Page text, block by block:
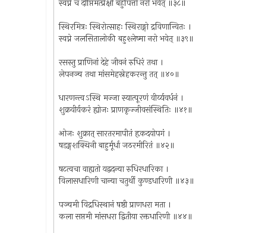
स्वप्ने च दीप्तिमत्प्रेक्षी बहुपित्तो नरो भवेत् ॥३८॥
स्थिरमित्रः स्थिरोत्साहः स्थिराङ्गो द्रविणान्वितः ।
स्वप्ने जलसितालोकी बहुश्लेष्मा नरो भवेत् ॥३९॥
रसस्तु प्राणिनां देहे जीवनं रुधिरं तथा ।
लेपनञ्च तथा मांसमेहस्नेहकरन्तु तत् ॥४०॥
धारणन्त्वऽस्थि मज्जा स्यात्पूरणं वीर्य्यवर्धनं ।
शुक्रवीर्यकरं ह्योजः प्राणकृज्जीवसंस्थितिः ॥४१॥
ओजः शुक्रात् सारतरमापीतं हृकदयोपगं ।
षडङ्गशक्थिनी बाहुर्मूर्धा जठरमीरितं ॥४२॥
षटत्वचा वाह्यतो यद्वदन्या रुधिरधारिका ।
विलासधारिणी चान्या चतुर्थी कुण्डधारिणी ॥४३॥
पञ्चमी विद्रधिस्थानं षष्ठी प्राणधरा मता ।
कला सप्तमी मांसधरा द्वितीया रक्तधारिणी ॥४४॥